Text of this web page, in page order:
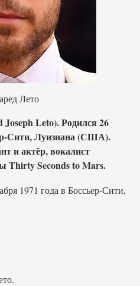
Leto). Родился 26
Сити, Луизиана (США).
и актёр, вокалист
Thirty Seconds to Mars.
1971 года в Боссьер-Сити,